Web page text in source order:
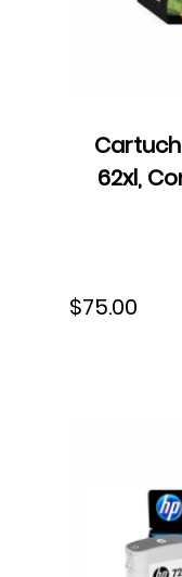
62xl,
$75.00